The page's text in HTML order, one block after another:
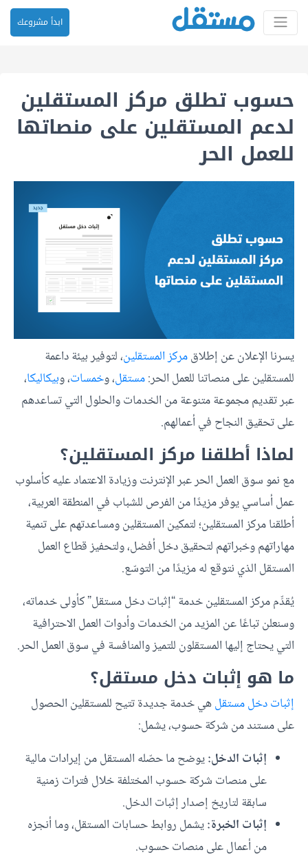
ابدأ مشروعك
حسوب تطلق مركز المستقلين
لدعم المستقلين على منصاتها
للعمل الحر
يسرنا الإعلان عن إطلاقمركز المستقلين، لتوفير بيئة داعمة
للمستقلين على منصاتنا للعمل الحر:مستقل، وخمسات، وبيكاليكا،
عبر تقديم مجموعة متنوعة من الخدمات والحلول التي تساعدهم
على تحقيق النجاح في أعمالهم.
لماذا أطلقنا مركز المستقلين؟
مع نمو سوق العمل الحر عبر الإنترنت وزيادة الاعتماد عليه كأسلوب
عمل أساسي يوفر مزيدًا من الفرص للشباب في المنطقة العربية،
أطلقنا مركز المستقلين؛ لتمكين المستقلين ومساعدتهم على تنمية
مهاراتهم وخبراتهم لتحقيق دخل أفضل، ولتحفيز قطاع العمل
المستقل الذي نتوقع له مزيدًا من التوسّع.
يُقدِّم مركز المستقلين خدمة “إثبات دخل مستقل” كأولى خدماته،
وسنعلن تباعًا عن المزيد من الخدمات وأدوات العمل الاحترافية
التي يحتاج إليها المستقلون للتميز والمنافسة في سوق العمل الحر.
ما هو إثبات دخل مستقل؟
إثبات دخل مستقلهي خدمة جديدة تتيح للمستقلين الحصول
على مستند من شركة حسوب، يشمل:
إثبات الدخل:يوضح ما حصّله المستقل من إيرادات مالية
على منصات شركة حسوب المختلفة خلال فترات زمنية
سابقة لتاريخ إصدار إثبات الدخل.
إثبات الخبرة:يشمل روابط حسابات المستقل، وما أنجزه
من أعمال على منصات حسوب.